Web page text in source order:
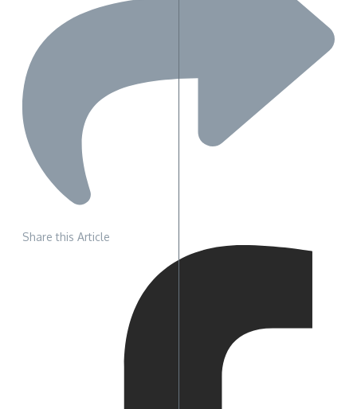
Share this Article